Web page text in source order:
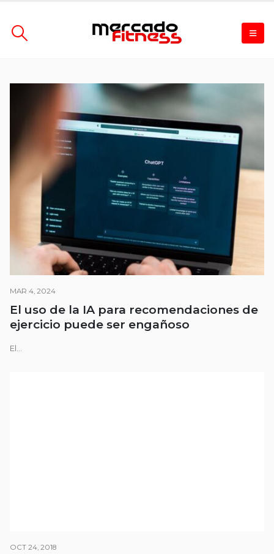
MAR 4, 2024
El uso de la IA para recomendaciones de
ejercicio puede ser engañoso
El...
OCT 24, 2018